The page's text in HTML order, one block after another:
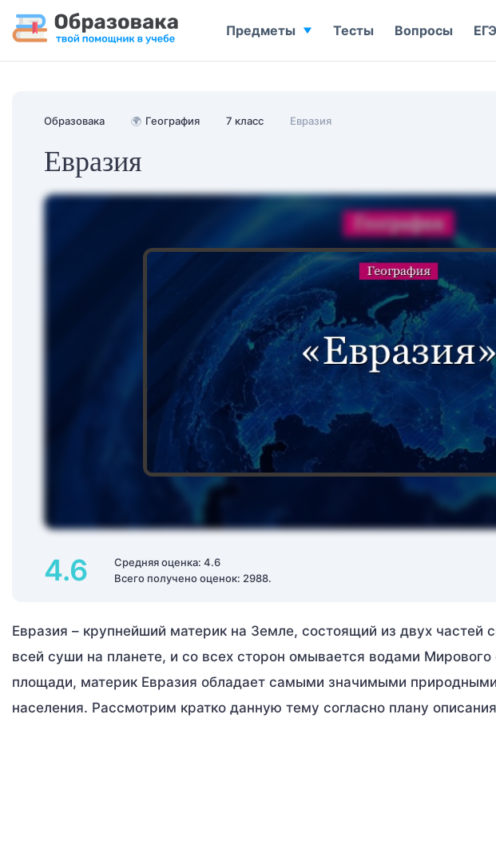
Образовака 🌍 География 7 класс Евразия
Евразия
4.6
Средняя оценка: 4.6
Всего получено оценок: 2988.
Евразия – крупнейший материк на Земле, состоящий из двух частей
всей суши на планете, и со всех сторон омывается водами
площади, материк Евразия обладает самыми значимыми
населения. Рассмотрим кратко данную тему согласно плану
Предметы Тесты Вопросы ЕГЭ